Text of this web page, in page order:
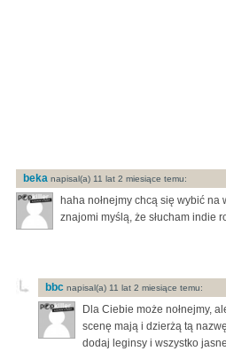
beka napisal(a) 11 lat 2 miesiące temu:
haha nołnejmy chcą się wybić na
znajomi myślą, że słucham indie
bbc napisal(a) 11 lat 2 miesiące temu:
Dla Ciebie może nołnejmy,
scenę mają i dzierżą tą
dodaj leginsy i wszystko